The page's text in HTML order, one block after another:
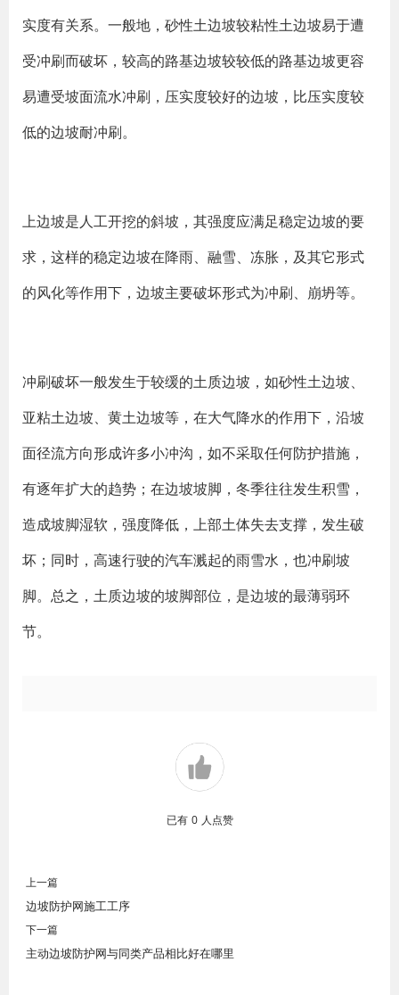
实度有关系。一般地，砂性土边坡较粘性土边坡易于遭
受冲刷而破坏，较高的路基边坡较较低的路基边坡更容
易遭受坡面流水冲刷，压实度较好的边坡，比压实度较
低的边坡耐冲刷。
上边坡是人工开挖的斜坡，其强度应满足稳定边坡的要
求，这样的稳定边坡在降雨、融雪、冻胀，及其它形式
的风化等作用下，边坡主要破坏形式为冲刷、崩坍等。
冲刷破坏一般发生于较缓的土质边坡，如砂性土边坡、
亚粘土边坡、黄土边坡等，在大气降水的作用下，沿坡
面径流方向形成许多小冲沟，如不采取任何防护措施，
有逐年扩大的趋势；在边坡坡脚，冬季往往发生积雪，
造成坡脚湿软，强度降低，上部土体失去支撑，发生破
坏；同时，高速行驶的汽车溅起的雨雪水，也冲刷坡
脚。总之，土质边坡的坡脚部位，是边坡的最薄弱环
节。
已有 0 人点赞
上一篇
边坡防护网施工工序
下一篇
主动边坡防护网与同类产品相比好在哪里